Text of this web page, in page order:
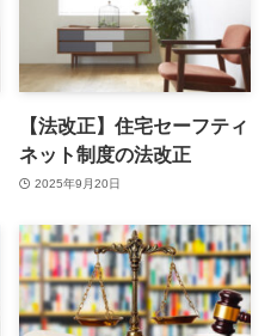
【法改正】住宅セーフティ
ネット制度の法改正
2025年9月20日